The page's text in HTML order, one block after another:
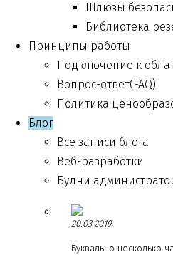
Шлюзы
Библиотека
Принципы работы
Подключение к
Вопрос-ответ(FAQ)
Политика
Блог
Все записи блога
Веб-разработки
Будни
20.03.2019
Буквально несколько